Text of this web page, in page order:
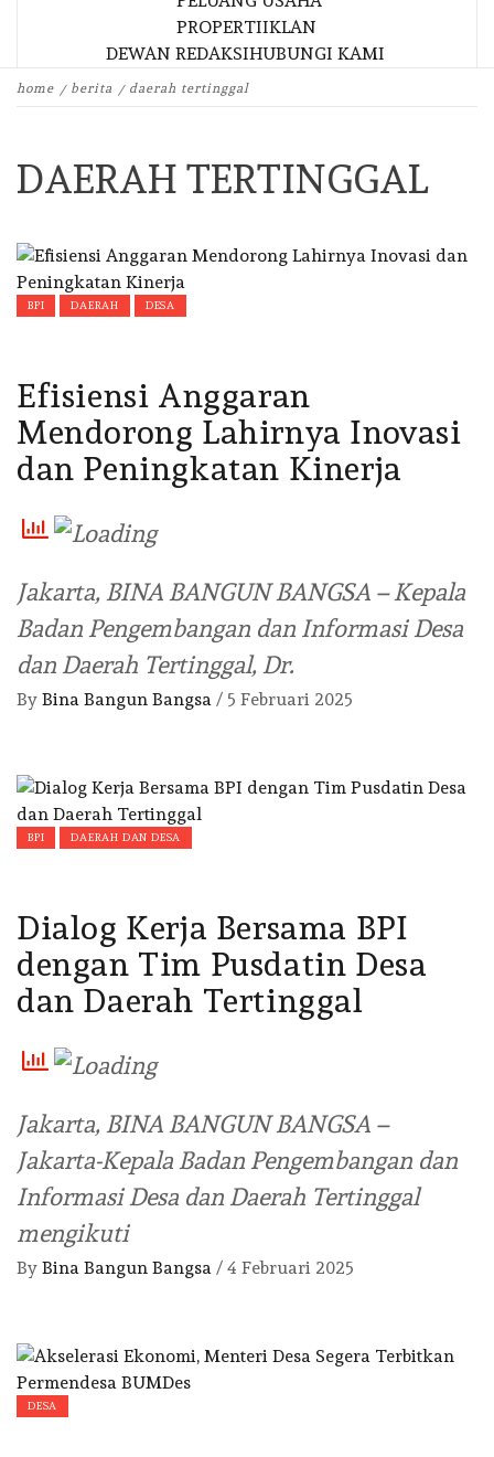
PROPERTIIKLAN
DEWAN REDAKSIHUBUNGI KAMI
home berita daerah tertinggal
DAERAH TERTINGGAL
BPI DAERAH DESA
Efisiensi Anggaran
Mendorong Lahirnya Inovasi
dan Peningkatan Kinerja
Jakarta, BINA BANGUN BANGSA – Kepala
Badan Pengembangan dan Informasi Desa
dan Daerah Tertinggal, Dr.
By Bina Bangun Bangsa / 5 Februari 2025
BPI DAERAH DAN DESA
Dialog Kerja Bersama BPI
dengan Tim Pusdatin Desa
dan Daerah Tertinggal
Jakarta, BINA BANGUN BANGSA –
Jakarta-Kepala Badan Pengembangan dan
Informasi Desa dan Daerah Tertinggal
mengikuti
By Bina Bangun Bangsa / 4 Februari 2025
DESA